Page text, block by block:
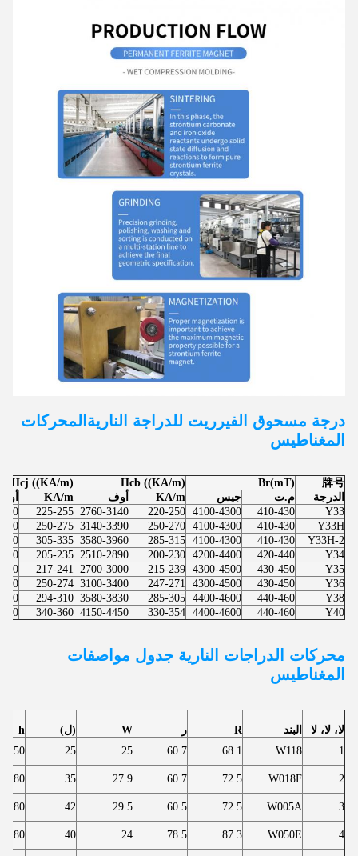
درجة مسحوق الفيرريت للدراجة النارية المحركات
المغناطيس
牌号
الدرجة
Br(mT)
Hcb ((KA/m)
Hcj ((KA/m)
م.ت
جيس KA/m أوف KA/m
Y33
410-430
4100-4300
220-250
2760-3140
225-255
Y33H
410-430
4100-4300
250-270
3140-3390
250-275
Y33H-2
410-430
4100-4300
285-315
3580-3960
305-335
Y34
420-440
4200-4400
200-230
2510-2890
205-235
Y35
430-450
4300-4500
215-239
2700-3000
217-241
Y36
430-450
4300-4500
247-271
3100-3400
250-274
Y38
440-460
4400-4600
285-305
3580-3830
294-310
Y40
440-460
4400-4600
330-354
4150-4450
340-360
محركات الدراجات النارية جدول مواصفات
المغناطيس
لا، لا، لا البند R ر W (ل)
h
1
W118
68.1
60.7
25
25
7.50
2
W018F
72.5
60.7
27.9
35
11.80
3
W005A
72.5
60.5
29.5
42
11.80
4
W050E
87.3
78.5
24
40
8.80